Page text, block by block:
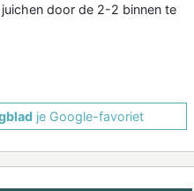
door de 2-2 binnen te
je Google-favoriet